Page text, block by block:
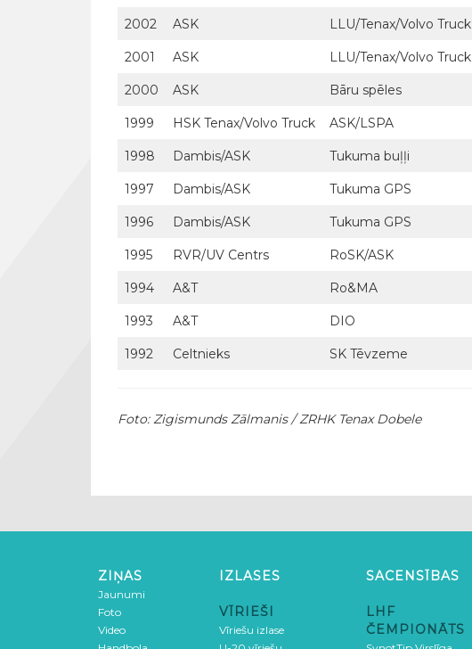
2002 ASK LLU/Tenax/Volvo Truck
2001 ASK LLU/Tenax/Volvo Truck
2000 ASK Bāru spēles
1999 HSK Tenax/Volvo Truck ASK/LSPA
1998 Dambis/ASK Tukuma buļļi
1997 Dambis/ASK Tukuma GPS
1996 Dambis/ASK Tukuma GPS
1995 RVR/UV Centrs RoSK/ASK
1994 A&T Ro&MA
1993 A&T DIO
1992 Celtnieks SK Tēvzeme
Foto: Zigismunds Zālmanis / ZRHK Tenax Dobele
ZIŅAS
Jaunumi
Foto
Video
IZLASES
VĪRIEŠI
Vīriešu izlase
SACENSĪBAS
LHF
ČEMPIONĀTS